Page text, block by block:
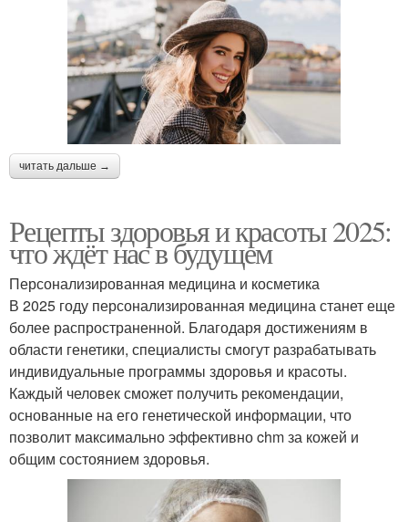
читать дальше →
Рецепты здоровья и красоты 2025:
что ждёт нас в будущем
Персонализированная медицина и косметика
В 2025 году персонализированная медицина станет еще
более распространенной. Благодаря достижениям в
области генетики, специалисты смогут разрабатывать
индивидуальные программы здоровья и красоты.
Каждый человек сможет получить рекомендации,
основанные на его генетической информации, что
позволит максимально эффективно chm за кожей и
общим состоянием здоровья.